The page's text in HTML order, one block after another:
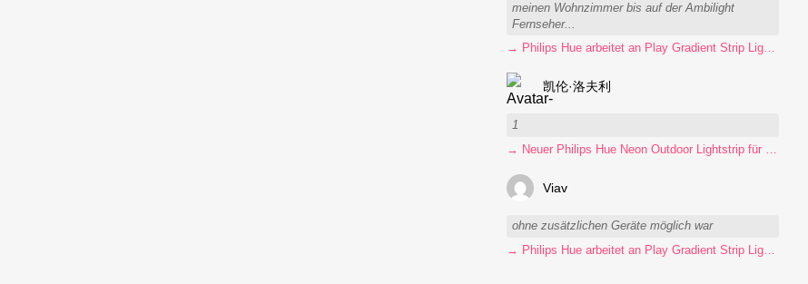
meinen Wohnzimmer bis auf der Ambilight
Fernseher...
→ Philips Hue arbeitet an Play Gradient Strip Light Pro
凯伦·洛夫利
1
Viav
ohne zusätzlichen Geräte möglich war
→ Philips Hue arbeitet an Play Gradient Strip Light Pro